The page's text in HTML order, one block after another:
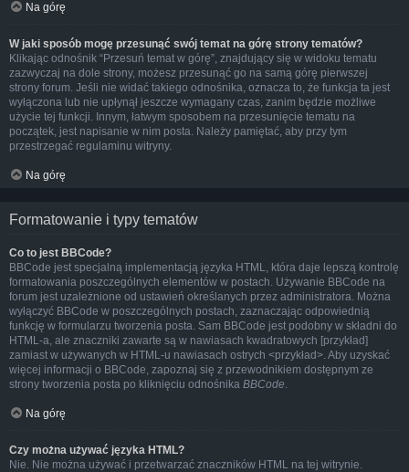
Na górę
W jaki sposób mogę przesunąć swój temat na górę strony tematów?
Klikając odnośnik “Przesuń temat w górę”, znajdujący się w widoku tematu
zazwyczaj na dole strony, możesz przesunąć go na samą górę pierwszej
strony forum. Jeśli nie widać takiego odnośnika, oznacza to, że funkcja ta jest
wyłączona lub nie upłynął jeszcze wymagany czas, zanim będzie możliwe
użycie tej funkcji. Innym, łatwym sposobem na przesunięcie tematu na
początek, jest napisanie w nim posta. Należy pamiętać, aby przy tym
przestrzegać regulaminu witryny.
Na górę
Formatowanie i typy tematów
Co to jest BBCode?
BBCode jest specjalną implementacją języka HTML, która daje lepszą kontrolę
formatowania poszczególnych elementów w postach. Używanie BBCode na
forum jest uzależnione od ustawień określanych przez administratora. Można
wyłączyć BBCode w poszczególnych postach, zaznaczając odpowiednią
funkcję w formularzu tworzenia posta. Sam BBCode jest podobny w składni do
HTML-a, ale znaczniki zawarte są w nawiasach kwadratowych [przykład]
zamiast w używanych w HTML-u nawiasach ostrych <przykład>. Aby uzyskać
więcej informacji o BBCode, zapoznaj się z przewodnikiem dostępnym ze
strony tworzenia posta po kliknięciu odnośnika BBCode.
Na górę
Czy można używać języka HTML?
Nie. Nie można używać i przetwarzać znaczników HTML na tej witrynie.